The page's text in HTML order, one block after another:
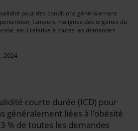
pour des conditions généralement
tumeurs malignes des organes du
etc.) relative à toutes les demandes
2024
courte durée (ICD) pour
généralement liées à l’obésité
% de toutes les demandes